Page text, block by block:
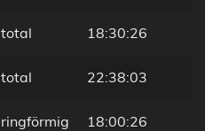
total 18:30:26
total 22:38:03
ringförmig 18:00:26